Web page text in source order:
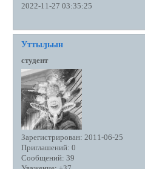
2022-11-27 03:35:25
Уттыԓьын
студент
Зарегистрирован: 2011-06-25
Приглашений: 0
Сообщений: 39